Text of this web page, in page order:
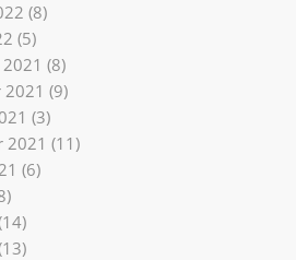
(8)
(5)
(8)
2021 (9)
(3)
2021 (11)
(6)